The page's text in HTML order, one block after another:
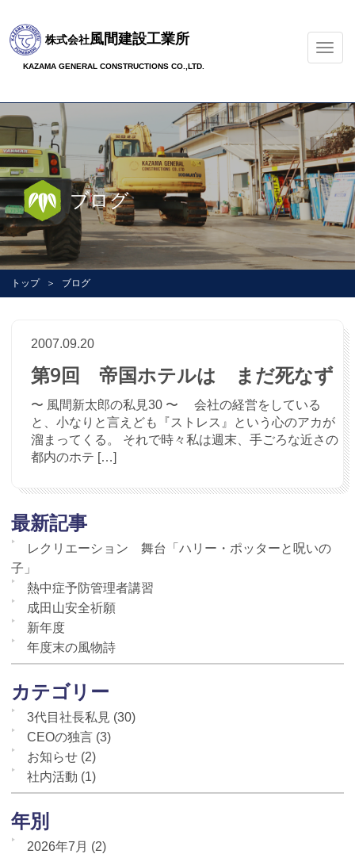
ナ
ビ
ー
シ
ョ
ン
の
切
替
株式会社風間建設工業所
KAZAMA GENERAL CONSTRUCTIONS CO.,LTD.
ブログ
トップ ブログ
2007.09.20
第9回 帝国ホテルは まだ死なず
〜 風間新太郎の私見30 〜 会社の経営をしている
と、小なりと言えども『ストレス』という心のアカが
溜まってくる。 それで時々私は週末、手ごろな近さの
都内のホテ […]
最新記事
レクリエーション 舞台「ハリー・ポッターと呪いの
子」
熱中症予防管理者講習
成田山安全祈願
新年度
年度末の風物詩
カテゴリー
3代目社長私見 (30)
CEOの独言 (3)
お知らせ (2)
社内活動 (1)
年別
2026年7月 (2)